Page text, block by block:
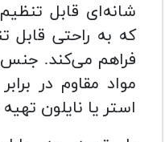
شانه‌ای قابل
که به راحتی
فراهم می‌کند. جنس
مواد مقاوم در
استر یا نایلون